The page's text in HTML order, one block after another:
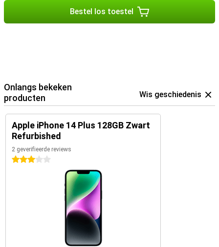
Bestel los toestel
Onlangs bekeken
producten
Wis geschiedenis
Apple iPhone 14 Plus 128GB Zwart
Refurbished
2 geverifieerde reviews
3 sterren